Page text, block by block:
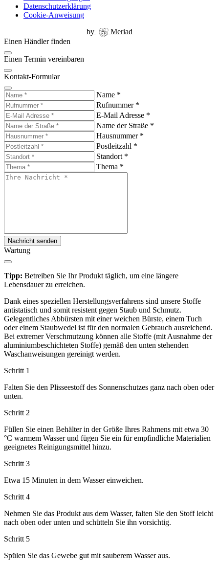
Datenschutzerklärung
Cookie-Anweisung
by
Meriad
Einen Händler finden
Einen Termin vereinbaren
Kontakt-Formular
Name *
Rufnummer *
E-Mail Adresse *
Name der Straße *
Hausnummer *
Postleitzahl *
Standort *
Thema *
Nachricht senden
Wartung
Tipp: Betreiben Sie Ihr Produkt täglich, um eine längere
Lebensdauer zu erreichen.
Dank eines speziellen Herstellungsverfahrens sind unsere Stoffe
antistatisch und somit resistent gegen Staub und Schmutz.
Gelegentliches Abbürsten mit einer weichen Bürste, einem Tuch
oder einem Staubwedel ist für den normalen Gebrauch ausreichend.
Bei extremer Verschmutzung können alle Stoffe (mit Ausnahme der
aluminiumbeschichteten Stoffe) gemäß den unten stehenden
Waschanweisungen gereinigt werden.
Schritt 1
Falten Sie den Plisseestoff des Sonnenschutzes ganz nach oben oder
unten.
Schritt 2
Füllen Sie einen Behälter in der Größe Ihres Rahmens mit etwa 30
°C warmem Wasser und fügen Sie ein für empfindliche Materialien
geeignetes Reinigungsmittel hinzu.
Schritt 3
Etwa 15 Minuten in dem Wasser einweichen.
Schritt 4
Nehmen Sie das Produkt aus dem Wasser, falten Sie den Stoff leicht
nach oben oder unten und schütteln Sie ihn vorsichtig.
Schritt 5
Spülen Sie das Gewebe gut mit sauberem Wasser aus.